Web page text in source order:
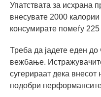
Упатствата за исхрана
внесувате 2000
консумирате помеѓу
Треба да јадете еден до
вежбање.
сугерираат дека внесот
подобри